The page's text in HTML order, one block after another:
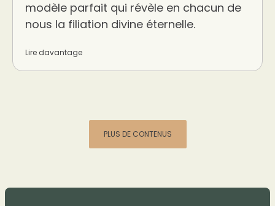
modèle parfait qui révèle en chacun de
nous la filiation divine éternelle.
Lire davantage
PLUS DE CONTENUS